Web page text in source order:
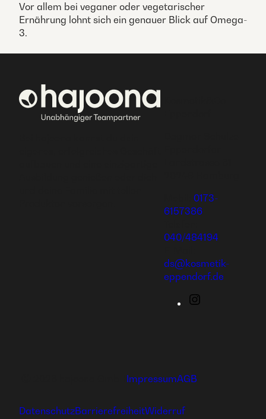
Vor allem bei veganer oder vegetarischer
Ernährung lohnt sich ein genauer Blick auf Omega-
3.
0173-
6157386
040/484194
ds@kosmetik-
eppendorf.de
ImpressumAGB
DatenschutzBarrierefreiheitWiderruf